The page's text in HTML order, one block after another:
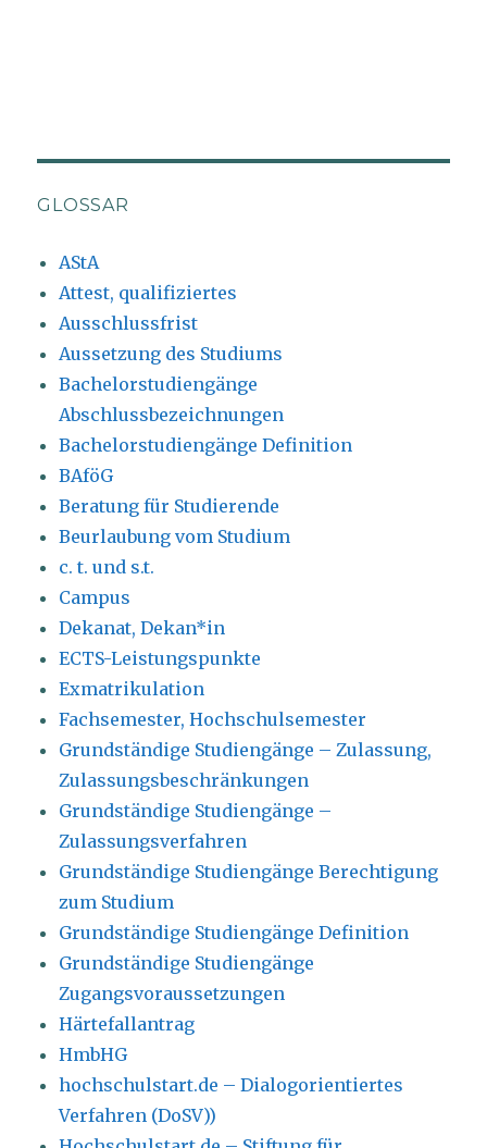
GLOSSAR
AStA
Attest, qualifiziertes
Ausschlussfrist
Aussetzung des Studiums
Bachelorstudiengänge
Abschlussbezeichnungen
Bachelorstudiengänge Definition
BAföG
Beratung für Studierende
Beurlaubung vom Studium
c. t. und s.t.
Campus
Dekanat, Dekan*in
ECTS-Leistungspunkte
Exmatrikulation
Fachsemester, Hochschulsemester
Grundständige Studiengänge – Zulassung,
Zulassungsbeschränkungen
Grundständige Studiengänge –
Zulassungsverfahren
Grundständige Studiengänge Berechtigung
zum Studium
Grundständige Studiengänge Definition
Grundständige Studiengänge
Zugangsvoraussetzungen
Härtefallantrag
HmbHG
hochschulstart.de – Dialogorientiertes
Verfahren (DoSV))